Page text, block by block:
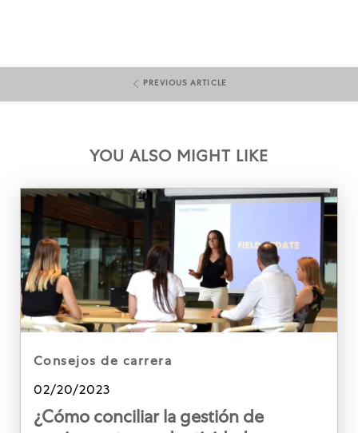
PREVIOUS ARTICLE
YOU ALSO MIGHT LIKE
category
consejos de carrera
Posted date
02/20/2023
¿Cómo conciliar la gestión de